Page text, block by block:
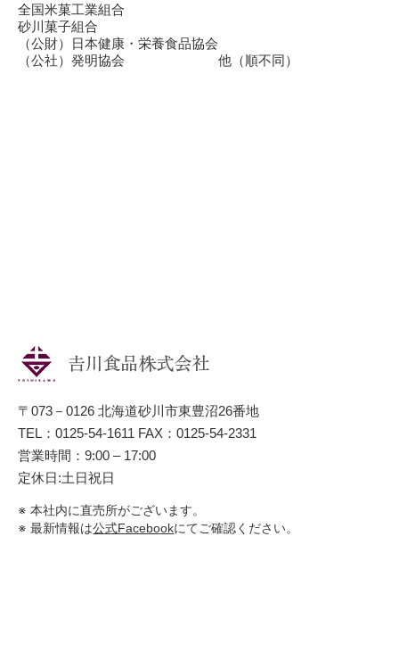
全国米菓工業組合
砂川菓子組合
（公財）日本健康・栄養食品協会
（公社）発明協会 他（順不同）
〒073－0126 北海道砂川市東豊沼26番地
TEL：0125-54-1611 FAX：0125-54-2331
営業時間：9:00 – 17:00
定休日:土日祝日
本社内に直売所がございます。
最新情報は公式Facebookにてご確認ください。